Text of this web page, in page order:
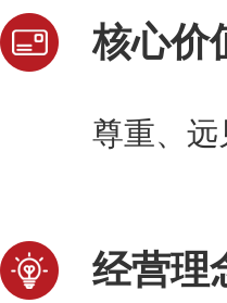
核心价
尊重、远
经营理